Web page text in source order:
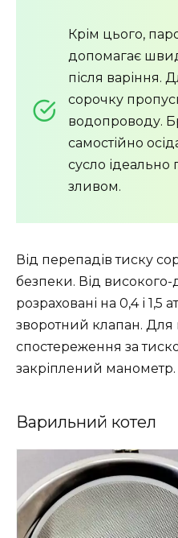
Крім цього,
допомагає
після варіння.
сорочку
водопроводу.
самостійно
сусло
зливом.
Від перепадів тиску
безпеки. Від
розраховані на 0,4 і 1,5
зворотний клапан. Для
спостереження за
закріплений манометр.
Варильний котел